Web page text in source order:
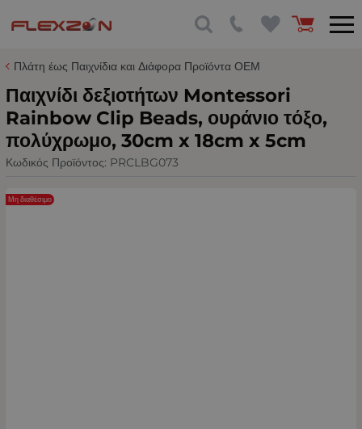
Πλάτη έως Παιχνίδια και Διάφορα Προϊόντα ΟΕΜ
Παιχνίδι δεξιοτήτων Montessori
Rainbow Clip Beads, ουράνιο τόξο,
πολύχρωμο, 30cm x 18cm x 5cm
Κωδικός Προϊόντος: PRCLBG073
Μη διαθέσιμο